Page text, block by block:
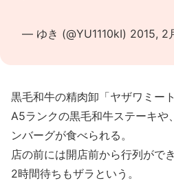
— ゆき (@YU1110kI) 2015, 2
黒毛和牛の精肉卸「ヤザワミー
A5ランクの黒毛和牛ステーキや
ンバーグが食べられる。
店の前には開店前から行列がで
2時間待ちもザラという。